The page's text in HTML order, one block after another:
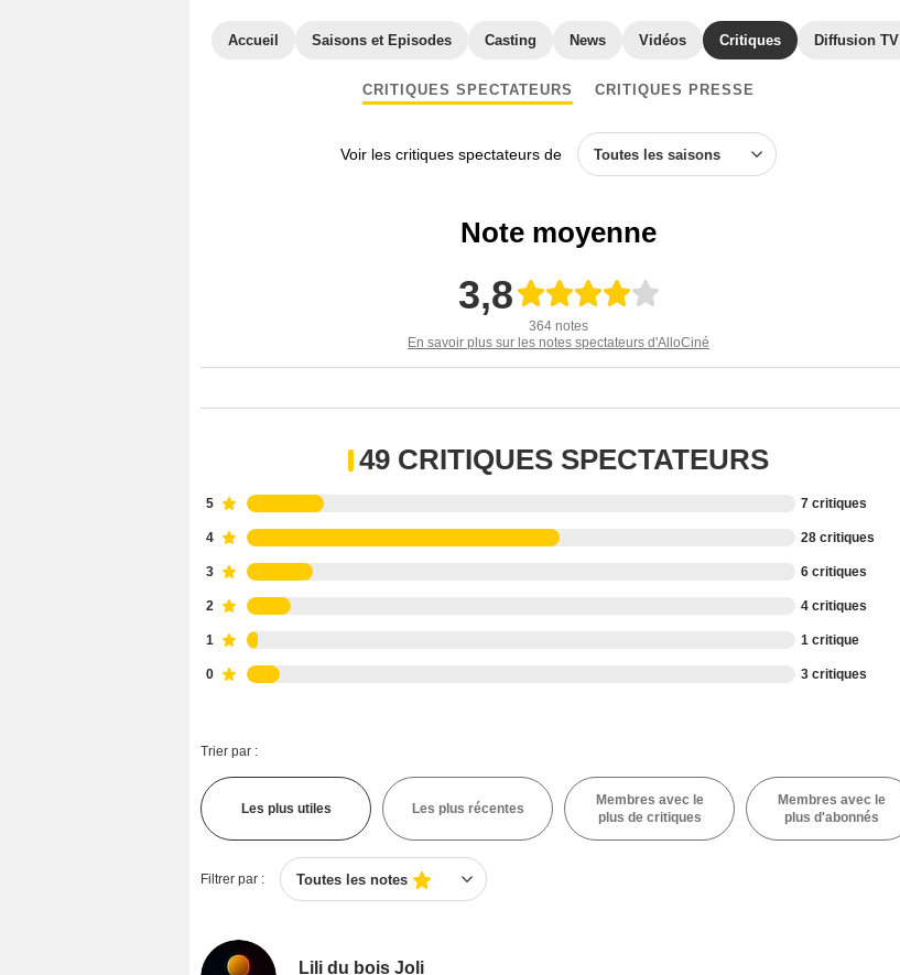
Accueil Saisons et Episodes Casting News Vidéos Critiques Diffusion TV
CRITIQUES SPECTATEURS CRITIQUES PRESSE
Voir les critiques spectateurs de Toutes les saisons
Note moyenne
3,8
364 notes
En savoir plus sur les notes spectateurs d'AlloCiné
49 CRITIQUES SPECTATEURS
5 7 critiques
4 28 critiques
3 6 critiques
2 4 critiques
1 1 critique
0 3 critiques
Trier par :
Les plus utiles Les plus récentes
Membres avec le
plus de critiques
Membres avec le
plus d'abonnés
Filtrer par : Toutes les notes
Lili du bois Joli